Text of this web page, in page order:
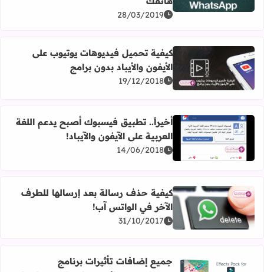
28/03/2019
اقرأ المزيد عن كيفية تحميل فيديوهات يوتيوب على الأيفون
كيفية تحميل فيديوهات يوتيوب على
الأيفون والأيباد بدون برامج
19/12/2018
اقرأ المزيد عن أخيراً.. تطبيق فيسبوك أصبح يدعم اللغة
أخيراً.. تطبيق فيسبوك أصبح يدعم اللغة
العربية على الآيفون والآيباد!
14/06/2018
اقرأ المزيد عن كيفية حذف رسالة بعد إرسالها للطرف الآخر
كيفية حذف رسالة بعد إرسالها للطرف
الآخر في الواتس آب!
31/10/2017
جميع إضافات تأثيرات برنامج